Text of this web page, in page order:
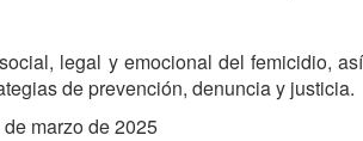
legal y emocional del femicidio, así
de prevención, denuncia y justicia.
marzo de 2025